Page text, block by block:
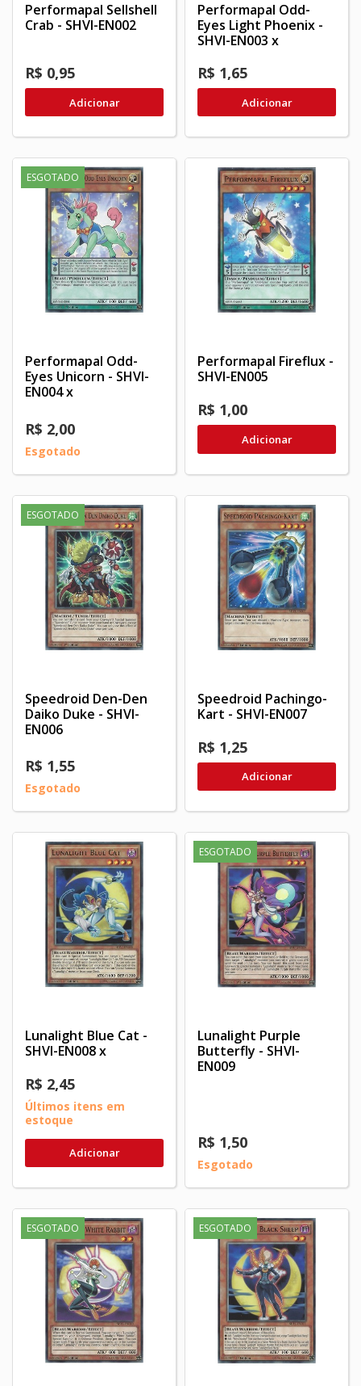
Performapal Sellshell
Crab - SHVI-EN002
R$ 0,95
Adicionar
Performapal Odd-
Eyes Light Phoenix -
SHVI-EN003 x
R$ 1,65
Adicionar
ESGOTADO
Performapal Odd-
Eyes Unicorn - SHVI-
EN004 x
R$ 2,00
Esgotado
Performapal Fireflux -
SHVI-EN005
R$ 1,00
Adicionar
ESGOTADO
Speedroid Den-Den
Daiko Duke - SHVI-
EN006
R$ 1,55
Esgotado
Speedroid Pachingo-
Kart - SHVI-EN007
R$ 1,25
Adicionar
Lunalight Blue Cat -
SHVI-EN008 x
R$ 2,45
Últimos itens em
estoque
Adicionar
ESGOTADO
Lunalight Purple
Butterfly - SHVI-
EN009
R$ 1,50
Esgotado
ESGOTADO ESGOTADO